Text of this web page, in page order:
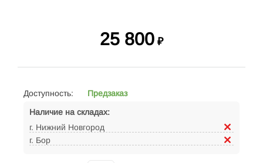
25 800 ₽
Доступность:
Предзаказ
Наличие на складах:
г. Нижний Новгород
г. Бор